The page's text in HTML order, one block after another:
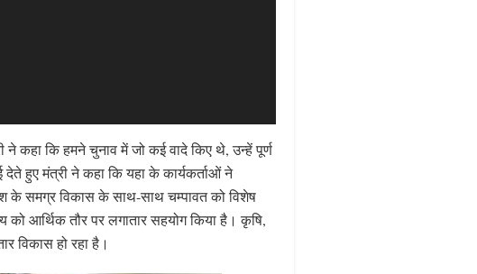
कहा कि हमने चुनाव में जो कई वादे किए थे, उन्हें पूर्ण
हुए मंत्री ने कहा कि यहा के कार्यकर्ताओं ने
के समग्र विकास के साथ-साथ चम्पावत को विशेष
को आर्थिक तौर पर लगातार सहयोग किया है। कृषि,
विकास हो रहा है।